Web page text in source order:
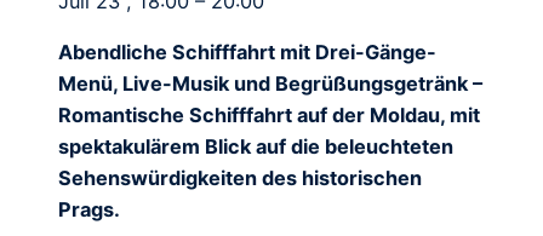
Abendliche Schifffahrt mit Drei-Gänge-
Menü, Live-Musik und Begrüßungsgetränk –
Romantische Schifffahrt auf der Moldau, mit
spektakulärem Blick auf die beleuchteten
Sehenswürdigkeiten des historischen
Prags.